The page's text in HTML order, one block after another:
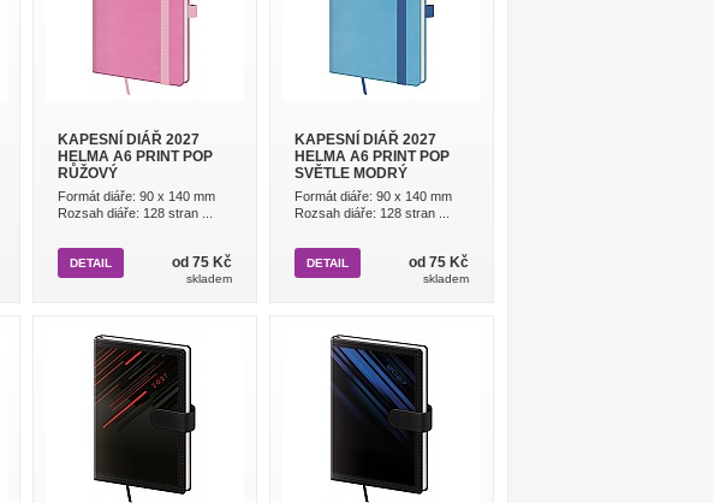
KAPESNÍ DIÁŘ 2027
HELMA A6 PRINT POP
RŮŽOVÝ
Formát diáře: 90 x 140 mm
Rozsah diáře: 128 stran ...
od 75 Kč
skladem
DETAIL
KAPESNÍ DIÁŘ 2027
HELMA A6 PRINT POP
SVĚTLE MODRÝ
Formát diáře: 90 x 140 mm
Rozsah diáře: 128 stran ...
od 75 Kč
skladem
DETAIL